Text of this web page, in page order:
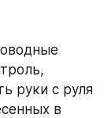
руки с руля
в